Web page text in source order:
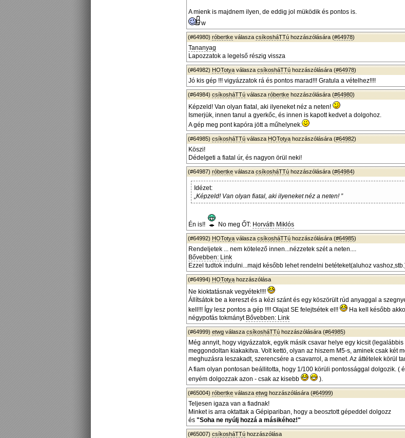
A mienk is majdnem ilyen, de eddig jol müködik és pontos is.
w
(#64980) róbertke válasza csíkosháTTú hozzászólására (#64978)
Tananyag
Lapozzatok a legelső részig vissza
(#64982) HOTotya válasza csíkosháTTú hozzászólására (#64978)
Jó kis gép !!! vigyázzatok rá és pontos marad!!! Gratula a vételhez!!!!
(#64984) csíkosháTTú válasza róbertke hozzászólására (#64980)
Képzeld! Van olyan fiatal, aki ilyeneket néz a neten!
Ismerjük, innen tanul a gyerkőc, és innen is kapott kedvet a dolgohoz.
A gép meg pont kapóra jött a műhelynek.
(#64985) csíkosháTTú válasza HOTotya hozzászólására (#64982)
Köszi!
Dédelgeti a fiatal úr, és nagyon örül neki!
(#64987) róbertke válasza csíkosháTTú hozzászólására (#64984)
Idézet:
„Képzeld! Van olyan fiatal, aki ilyeneket néz a neten! ”
Én is!! No meg ŐT: Horváth Miklós
(#64992) HOTotya válasza csíkosháTTú hozzászólására (#64985)
Rendeljetek ... nem kötelező innen...nézzetek szét a neten....
Bővebben: Link
Ezzel tudtok indulni...majd később lehet rendelni betéteket(aluhoz
(#64994) HOTotya hozzászólása
Ne kioktatásnak vegyétek!!!!
Állítsátok be a kereszt és a kézi szánt és egy köszörült rúd anyaggal a
kell!!! Így lesz pontos a gép !!!! Olajat SE felejtsétek el!!
Ha kell később
négypofás tokmányt Bővebben: Link
(#64999) etwg válasza csíkosháTTú hozzászólására (#64985)
Még annyit, hogy vigyázzatok, egyik másik csavar helye egy kicsit
meggondoltan kiakakitva. Volt kettö, olyan az hiszem M5-s, aminek csak két
meghuzásra leszakadt, szerencsére a csavarrol, a menet. Az áttételek körül
A fiam olyan pontosan beállitotta, hogy 1/100 körüli pontossággal dolgozik. (
enyém dolgozzak azon - csak az kisebb
).
(#65004) róbertke válasza etwg hozzászólására (#64999)
Teljesen igaza van a fiadnak!
Minket is arra oktattak a Gépipariban, hogy a beosztott gépeddel dolgozz
és "Soha ne nyúlj hozzá a másikéhoz!"
(#65007) csíkosháTTú hozzászólása